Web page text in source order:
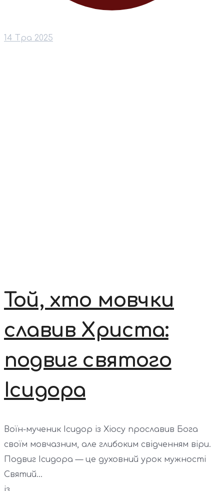
14 Тра 2025
Той, хто мовчки
славив Христа:
подвиг святого
Ісидора
Воїн-мученик Ісидор із Хіосу прославив Бога
своїм мовчазним, але глибоким свідченням віри.
Подвиг Ісидора — це духовний урок мужності
Святий...